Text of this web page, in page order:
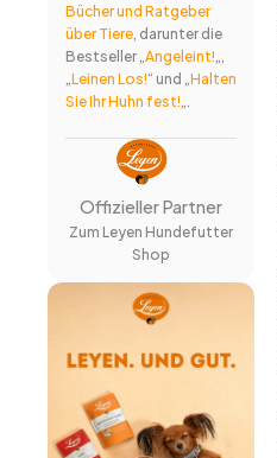
Bücher und Ratgeber
über Tiere, darunter die
Bestseller „Angeleint!„,
„Leinen Los!“ und „Halten
Sie Ihr Huhn fest!„.
Offizieller Partner
Zum Leyen Hundefutter
Shop